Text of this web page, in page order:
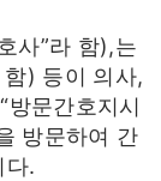
사”라 함),는
) 등이 의사,
문간호지시
방문하여 간
다.